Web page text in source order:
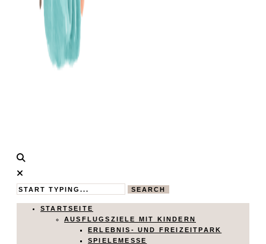
Calistas
Traum
MAMABLOG
SEARCH
STARTSEITE
AUSFLUGSZIELE MIT KINDERN
ERLEBNIS- UND FREIZEITPARK
SPIELEMESSE